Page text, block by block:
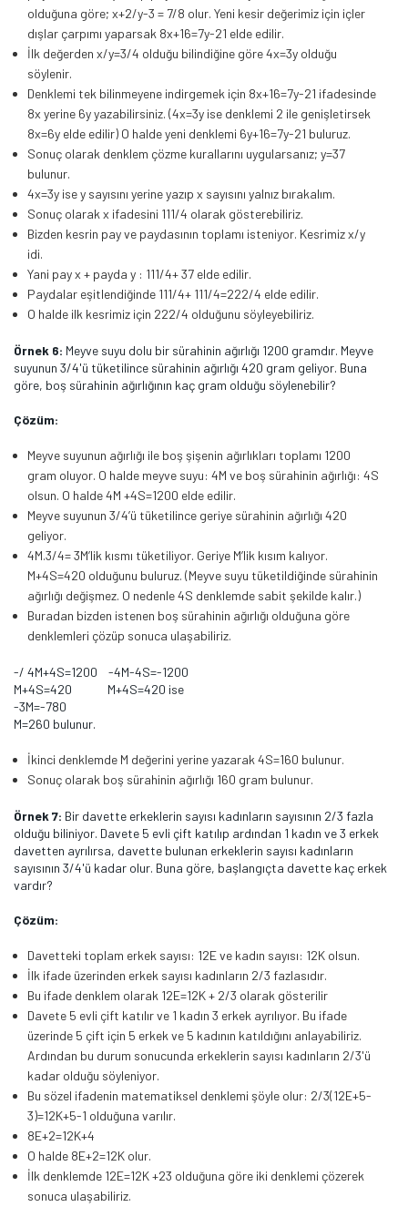
olduğuna göre; x+2/y-3 = 7/8 olur. Yeni kesir değerimiz için içler
dışlar çarpımı yaparsak 8x+16=7y-21 elde edilir.
İlk değerden x/y=3/4 olduğu bilindiğine göre 4x=3y olduğu
söylenir.
Denklemi tek bilinmeyene indirgemek için 8x+16=7y-21 ifadesinde
8x yerine 6y yazabilirsiniz. (4x=3y ise denklemi 2 ile genişletirsek
8x=6y elde edilir) O halde yeni denklemi 6y+16=7y-21 buluruz.
Sonuç olarak denklem çözme kurallarını uygularsanız; y=37
bulunur.
4x=3y ise y sayısını yerine yazıp x sayısını yalnız bırakalım.
Sonuç olarak x ifadesini 111/4 olarak gösterebiliriz.
Bizden kesrin pay ve paydasının toplamı isteniyor. Kesrimiz x/y
idi.
Yani pay x + payda y : 111/4+ 37 elde edilir.
Paydalar eşitlendiğinde 111/4+ 111/4=222/4 elde edilir.
O halde ilk kesrimiz için 222/4 olduğunu söyleyebiliriz.
Örnek 6: Meyve suyu dolu bir sürahinin ağırlığı 1200 gramdır. Meyve
suyunun 3/4'ü tüketilince sürahinin ağırlığı 420 gram geliyor. Buna
göre, boş sürahinin ağırlığının kaç gram olduğu söylenebilir?
Çözüm:
Meyve suyunun ağırlığı ile boş şişenin ağırlıkları toplamı 1200
gram oluyor. O halde meyve suyu: 4M ve boş sürahinin ağırlığı: 4S
olsun. O halde 4M +4S=1200 elde edilir.
Meyve suyunun 3/4’ü tüketilince geriye sürahinin ağırlığı 420
geliyor.
4M.3/4= 3M’lik kısmı tüketiliyor. Geriye M’lik kısım kalıyor.
M+4S=420 olduğunu buluruz. (Meyve suyu tüketildiğinde sürahinin
ağırlığı değişmez. O nedenle 4S denklemde sabit şekilde kalır.)
Buradan bizden istenen boş sürahinin ağırlığı olduğuna göre
denklemleri çözüp sonuca ulaşabiliriz.
-/ 4M+4S=1200 -4M-4S=-1200
M+4S=420 M+4S=420 ise
-3M=-780
M=260 bulunur.
İkinci denklemde M değerini yerine yazarak 4S=160 bulunur.
Sonuç olarak boş sürahinin ağırlığı 160 gram bulunur.
Örnek 7: Bir davette erkeklerin sayısı kadınların sayısının 2/3 fazla
olduğu biliniyor. Davete 5 evli çift katılıp ardından 1 kadın ve 3 erkek
davetten ayrılırsa, davette bulunan erkeklerin sayısı kadınların
sayısının 3/4'ü kadar olur. Buna göre, başlangıçta davette kaç erkek
vardır?
Çözüm:
Davetteki toplam erkek sayısı: 12E ve kadın sayısı: 12K olsun.
İlk ifade üzerinden erkek sayısı kadınların 2/3 fazlasıdır.
Bu ifade denklem olarak 12E=12K + 2/3 olarak gösterilir
Davete 5 evli çift katılır ve 1 kadın 3 erkek ayrılıyor. Bu ifade
üzerinde 5 çift için 5 erkek ve 5 kadının katıldığını anlayabiliriz.
Ardından bu durum sonucunda erkeklerin sayısı kadınların 2/3'ü
kadar olduğu söyleniyor.
Bu sözel ifadenin matematiksel denklemi şöyle olur: 2/3(12E+5-
3)=12K+5-1 olduğuna varılır.
8E+2=12K+4
O halde 8E+2=12K olur.
İlk denklemde 12E=12K +23 olduğuna göre iki denklemi çözerek
sonuca ulaşabiliriz.